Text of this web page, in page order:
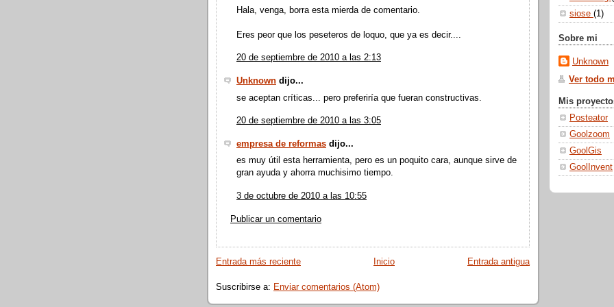
Hala, venga, borra esta mierda de comentario.
Eres peor que los peseteros de loquo, que ya es decir....
20 de septiembre de 2010 a las 2:13
Unknown dijo...
se aceptan críticas... pero preferiría que fueran constructivas.
20 de septiembre de 2010 a las 3:05
empresa de reformas dijo...
es muy útil esta herramienta, pero es un poquito cara, aunque sirve de
gran ayuda y ahorra muchisimo tiempo.
3 de octubre de 2010 a las 10:55
Publicar un comentario
Entrada más reciente Entrada antigua
Inicio
Suscribirse a: Enviar comentarios (Atom)
siose (1)
Sobre mi
Unknown
Ver todo
Mis
Posteator
Goolzoom
GoolGis
GoolInvent